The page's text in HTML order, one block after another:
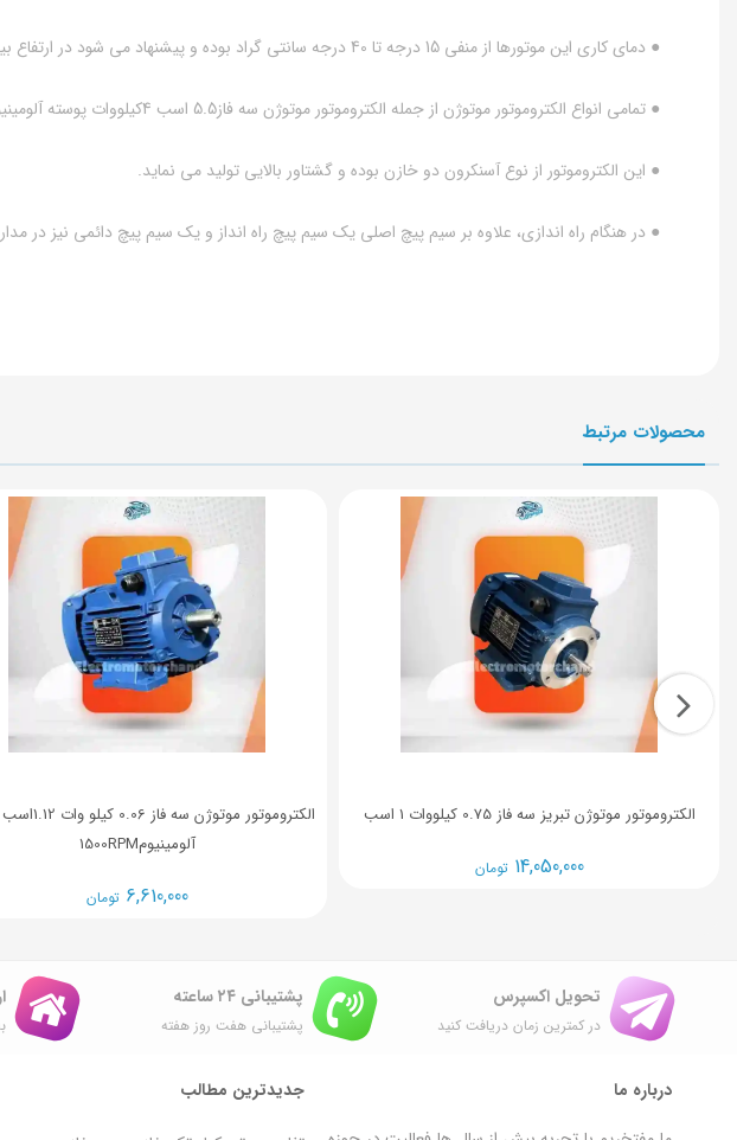
● دمای کاری این موتورها از منفی 15 درجه تا 40 درجه سانتی گراد بوده و پیشنهاد می شود در ارتفاع بیشتر از 1000 متر از سطح دریا استفاده نشوند.
● تمامی انواع الکتروموتور موتوژن از جمله الکتروموتور موتوژن سه فاز5.5 اسب 4کیلووات پوسته آلومینیوم دارای استاندارد محفاظتی IP54 بوده و در برابر نفوذ گرد و غبار و پاشش قطرات آب مقاومت بالایی دارند.
● این الکتروموتور از نوع آسنکرون دو خازن بوده و گشتاور بالایی تولید می نماید.
● در هنگام راه اندازی، علاوه بر سیم پیچ اصلی یک سیم پیچ راه انداز و یک سیم پیچ دائمی نیز در
محصولات مرتبط
الکتروموتور موتوژن تبریز سه فاز 0.75 کیلووات 1 اسب
14,050,000 تومان
الکتروموتور موتوژن
آلومینیوم1500RPM
6,610,000 تومان
تحویل اکسپرس
در کمترین زمان دریافت کنید
پشتیبانی ۲۴ ساعته
پشتیبانی هفت روز هفته
درباره ما
جدیدترین مطالب